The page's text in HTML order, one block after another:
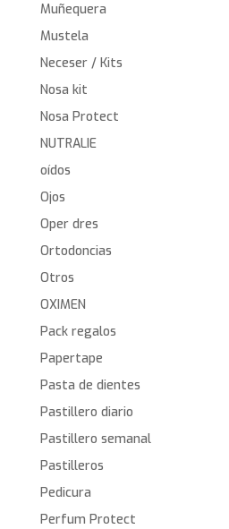
Muñequera
Mustela
Neceser / Kits
Nosa kit
Nosa Protect
NUTRALIE
oídos
Ojos
Oper dres
Ortodoncias
Otros
OXIMEN
Pack regalos
Papertape
Pasta de dientes
Pastillero diario
Pastillero semanal
Pastilleros
Pedicura
Perfum Protect